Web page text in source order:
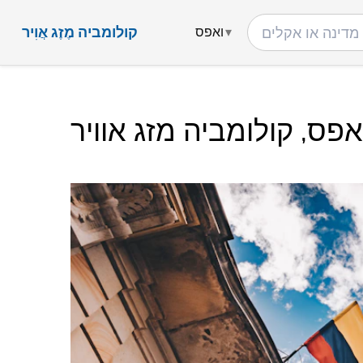
קולומביה מֶזֶג אֲוִיר ואפס
קולומביה מזג אוויר